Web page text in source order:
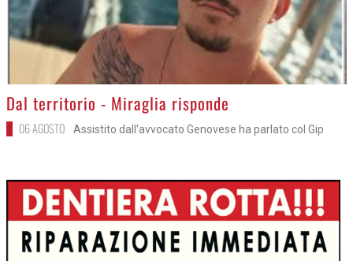
>
Dal territorio - Miraglia risponde
06 AGOSTO Assistito dall'avvocato Genovese ha parlato col Gip